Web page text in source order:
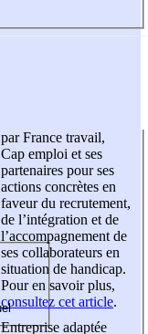
par France travail,
Cap emploi et ses
partenaires pour ses
actions concrètes en
faveur du recrutement,
de l’intégration et de
l’accompagnement de
ses collaborateurs en
situation de handicap.
Pour en savoir plus,
consultez cet article.
Entreprise adaptée